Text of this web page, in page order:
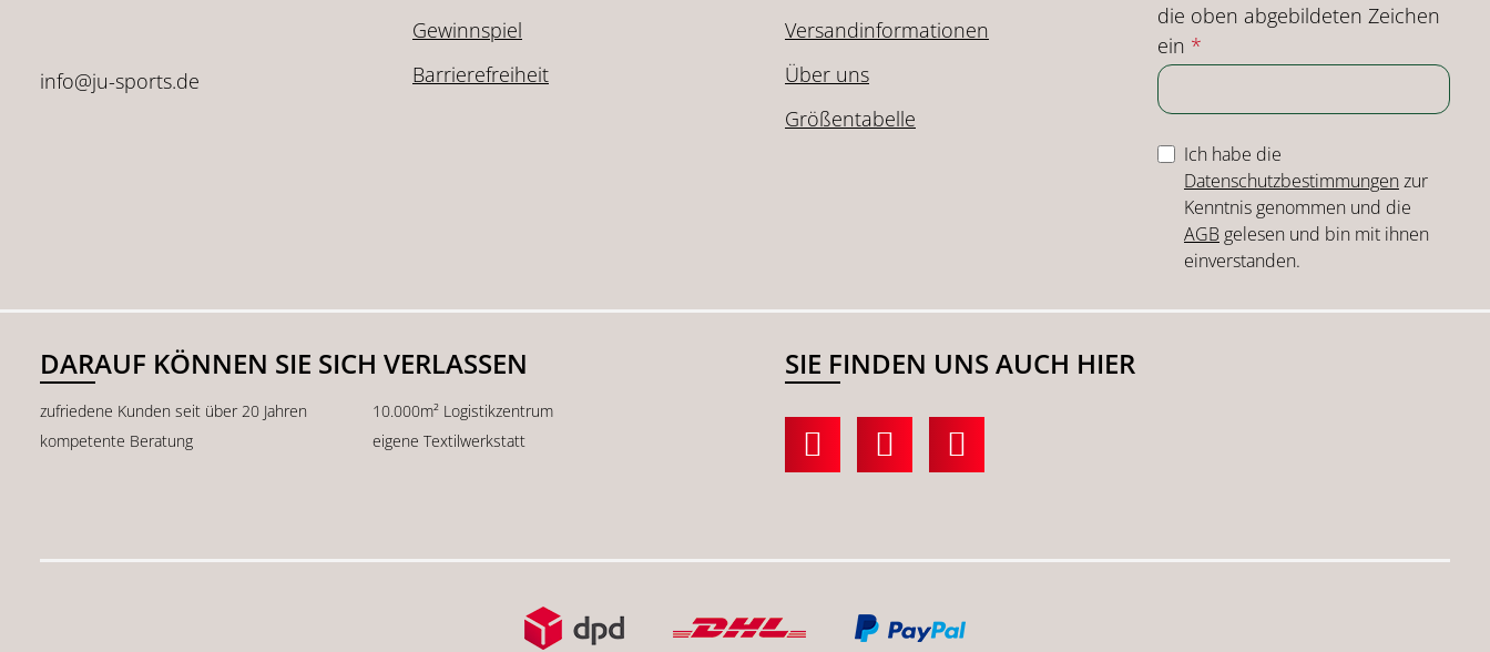
info@ju-sports.de
Gewinnspiel
Barrierefreiheit
Versandinformationen
Über uns
Größentabelle
die oben abgebildeten Zeichen
ein *
Ich habe die
Datenschutzbestimmungenzur
Kenntnis genommen und die
AGB gelesen und bin mit ihnen
einverstanden.
DARAUF KÖNNEN SIE SICH VERLASSEN
zufriedene Kunden seit über 20 Jahren
10.000m² Logistikzentrum
kompetente Beratung
eigene Textilwerkstatt
SIE FINDEN UNS AUCH HIER